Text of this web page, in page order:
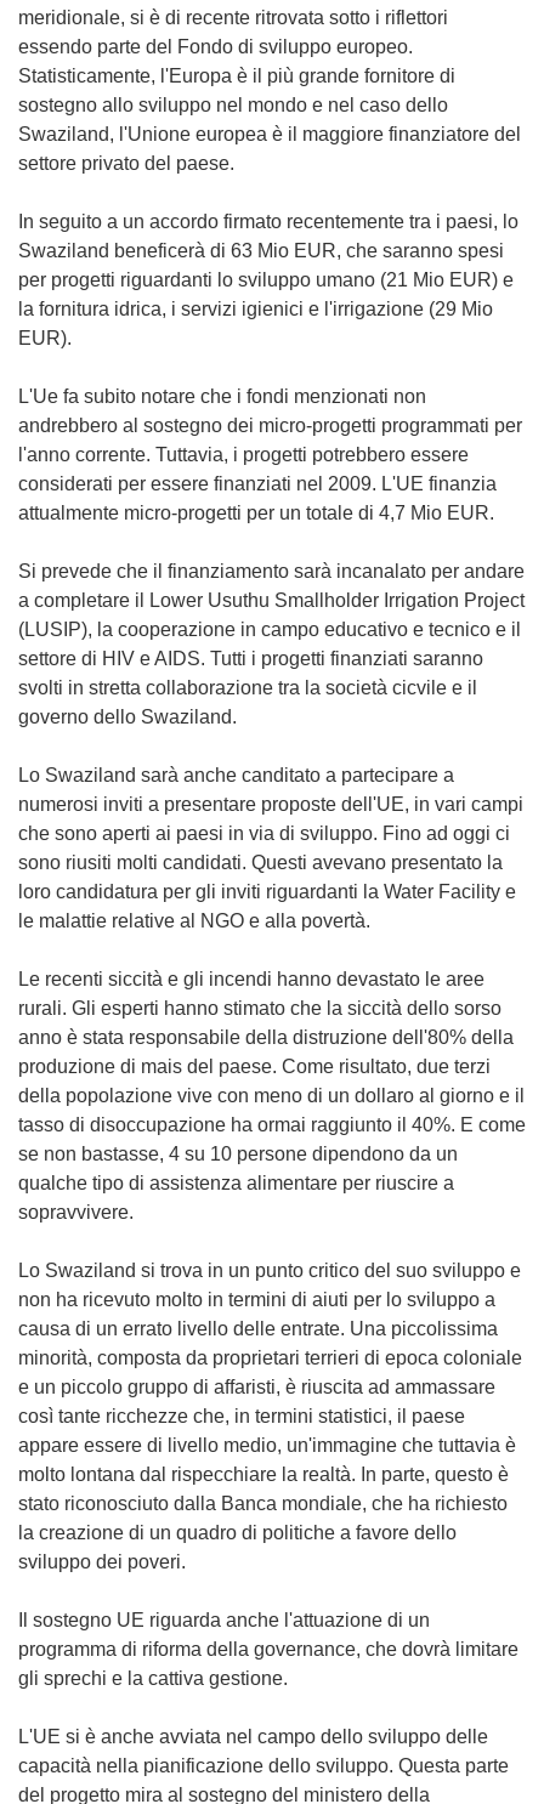
meridionale, si è di recente ritrovata sotto i riflettori
essendo parte del Fondo di sviluppo europeo.
Statisticamente, l'Europa è il più grande fornitore di
sostegno allo sviluppo nel mondo e nel caso dello
Swaziland, l'Unione europea è il maggiore finanziatore del
settore privato del paese.
In seguito a un accordo firmato recentemente tra i paesi, lo
Swaziland beneficerà di 63 Mio EUR, che saranno spesi
per progetti riguardanti lo sviluppo umano (21 Mio EUR) e
la fornitura idrica, i servizi igienici e l'irrigazione (29 Mio
EUR).
L'Ue fa subito notare che i fondi menzionati non
andrebbero al sostegno dei micro-progetti programmati per
l'anno corrente. Tuttavia, i progetti potrebbero essere
considerati per essere finanziati nel 2009. L'UE finanzia
attualmente micro-progetti per un totale di 4,7 Mio EUR.
Si prevede che il finanziamento sarà incanalato per andare
a completare il Lower Usuthu Smallholder Irrigation Project
(LUSIP), la cooperazione in campo educativo e tecnico e il
settore di HIV e AIDS. Tutti i progetti finanziati saranno
svolti in stretta collaborazione tra la società cicvile e il
governo dello Swaziland.
Lo Swaziland sarà anche canditato a partecipare a
numerosi inviti a presentare proposte dell'UE, in vari campi
che sono aperti ai paesi in via di sviluppo. Fino ad oggi ci
sono riusiti molti candidati. Questi avevano presentato la
loro candidatura per gli inviti riguardanti la Water Facility e
le malattie relative al NGO e alla povertà.
Le recenti siccità e gli incendi hanno devastato le aree
rurali. Gli esperti hanno stimato che la siccità dello sorso
anno è stata responsabile della distruzione dell'80% della
produzione di mais del paese. Come risultato, due terzi
della popolazione vive con meno di un dollaro al giorno e il
tasso di disoccupazione ha ormai raggiunto il 40%. E come
se non bastasse, 4 su 10 persone dipendono da un
qualche tipo di assistenza alimentare per riuscire a
sopravvivere.
Lo Swaziland si trova in un punto critico del suo sviluppo e
non ha ricevuto molto in termini di aiuti per lo sviluppo a
causa di un errato livello delle entrate. Una piccolissima
minorità, composta da proprietari terrieri di epoca coloniale
e un piccolo gruppo di affaristi, è riuscita ad ammassare
così tante ricchezze che, in termini statistici, il paese
appare essere di livello medio, un'immagine che tuttavia è
molto lontana dal rispecchiare la realtà. In parte, questo è
stato riconosciuto dalla Banca mondiale, che ha richiesto
la creazione di un quadro di politiche a favore dello
sviluppo dei poveri.
Il sostegno UE riguarda anche l'attuazione di un
programma di riforma della governance, che dovrà limitare
gli sprechi e la cattiva gestione.
L'UE si è anche avviata nel campo dello sviluppo delle
capacità nella pianificazione dello sviluppo. Questa parte
del progetto mira al sostegno del ministero della